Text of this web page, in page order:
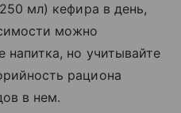
мл) кефира в день,
можно
напитка, но учитывайте
рациона
в нем.